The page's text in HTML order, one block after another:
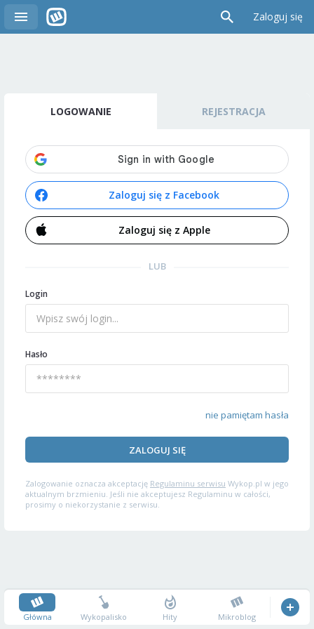
Zaloguj się
LOGOWANIE REJESTRACJA
Zaloguj się z Facebook
Zaloguj się z Apple
LUB
Login
Hasło
nie pamiętam hasła
ZALOGUJ SIĘ
Zalogowanie oznacza akceptację Regulaminu serwisu Wykop.pl w jego
aktualnym brzmieniu. Jeśli nie akceptujesz Regulaminu w całości,
prosimy o niekorzystanie z serwisu.
Główna Wykopalisko Hity Mikroblog